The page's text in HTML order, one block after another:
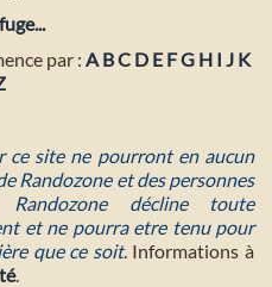
par : A BC D E FG H I J K
ce site ne pourront en aucun
Randozone et des personnes
décline toute
et ne pourra etre tenu pour
que ce soit. Informations à
.